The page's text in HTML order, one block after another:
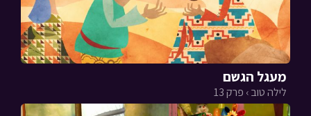
מעגל הגשם
לילה טוב › פרק 13